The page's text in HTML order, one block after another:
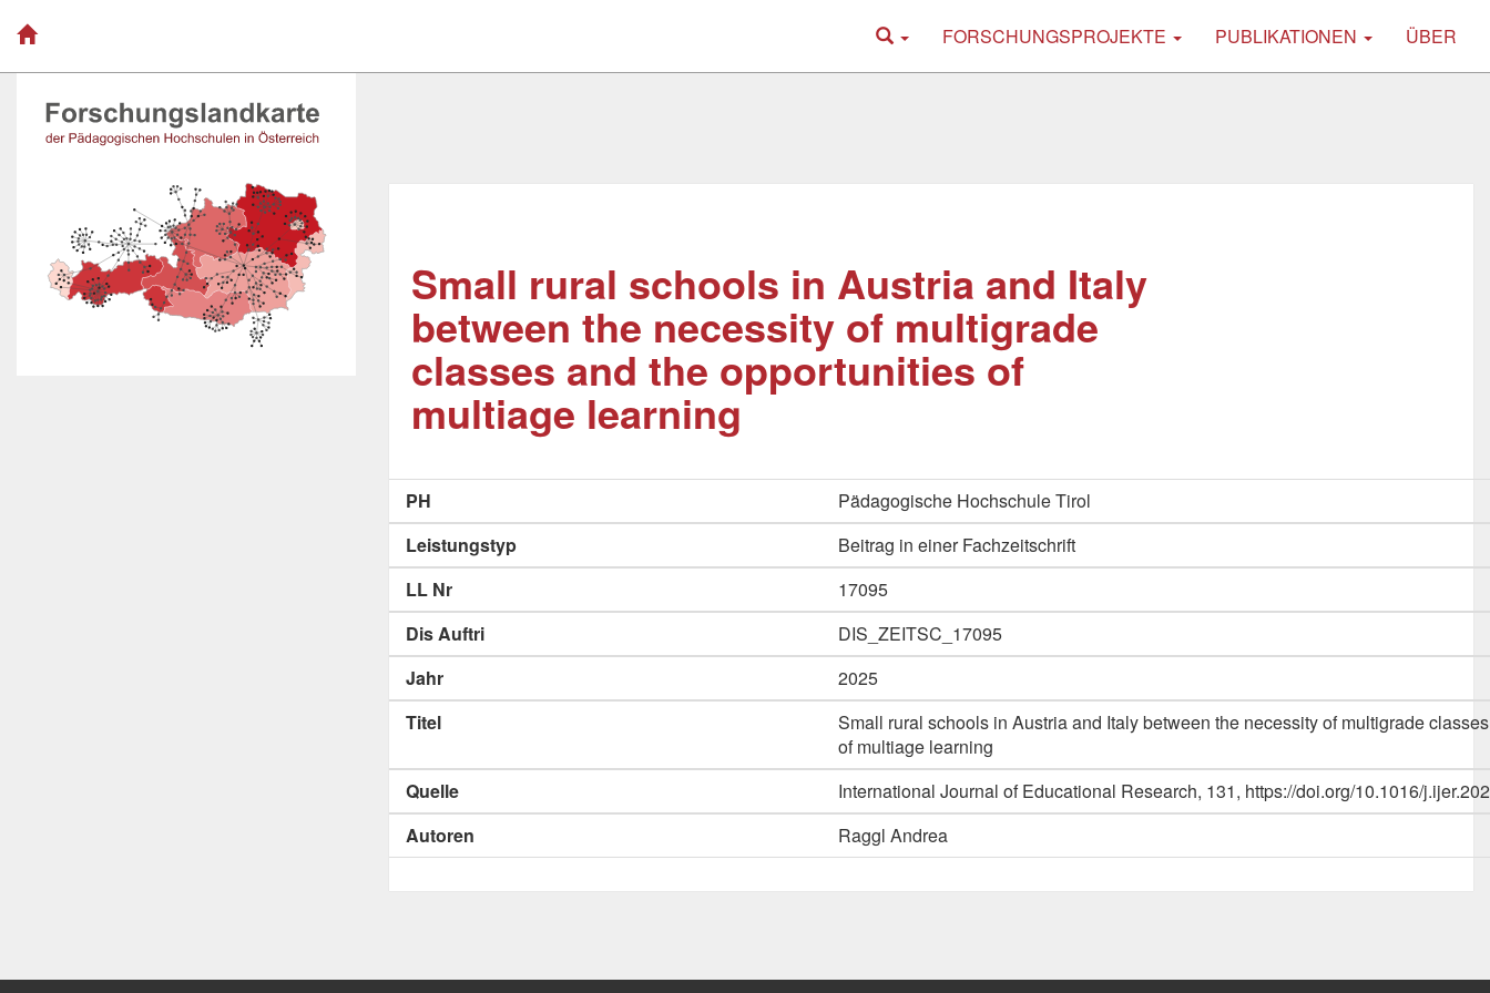
FORSCHUNGSPROJEKTE PUBLIKATIONEN ÜBER
Small rural schools in Austria and Italy
between the necessity of multigrade
classes and the opportunities of
multiage learning
PH
Pädagogische Hochschule Tirol
Leistungstyp
Beitrag in einer Fachzeitschrift
LL Nr
17095
Dis Auftri
DIS_ZEITSC_17095
Jahr
2025
Titel
Small rural schools in Austria and Italy between the necessity of multigrade
of multiage learning
Quelle
International Journal of Educational Research, 131, https://doi.org/10.1016/
Autoren
Raggl Andrea